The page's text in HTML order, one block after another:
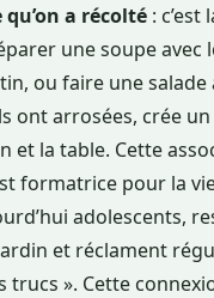
a récolté : c’est
une soupe avec
ou faire une salade
ont arrosées, crée
et la table. Cette
formatrice pour la
adolescents,
et réclament
trucs ». Cette